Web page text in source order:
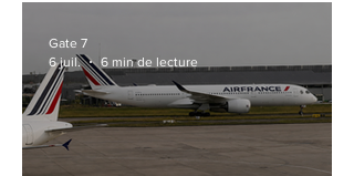
Gate 7
6 juil.
6 min de lecture